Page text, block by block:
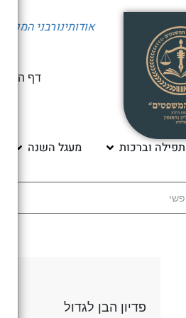
אודותינורבני המכון
דף הבית
תפילה וברכות מעגל השנה
פדיון הבן לגדול